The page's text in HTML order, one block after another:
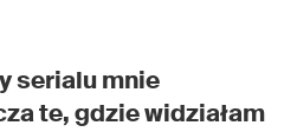
serialu mnie
te, gdzie widziałam